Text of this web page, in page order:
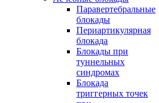
Паравертебральные
блокады
Периартикулярная
блокада
Блокады при
туннельных
синдромах
Блокада
триггерных точек